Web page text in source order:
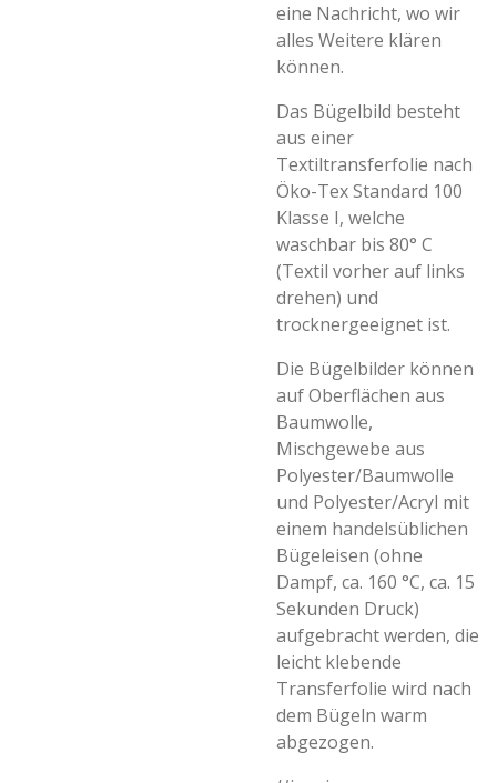
eine Nachricht, wo wir
alles Weitere klären
können.
Das Bügelbild besteht
aus einer
Textiltransferfolie nach
Öko-Tex Standard 100
Klasse I, welche
waschbar bis 80° C
(Textil vorher auf links
drehen) und
trocknergeeignet ist.
Die Bügelbilder können
auf Oberflächen aus
Baumwolle,
Mischgewebe aus
Polyester/Baumwolle
und Polyester/Acryl mit
einem handelsüblichen
Bügeleisen (ohne
Dampf, ca. 160 °C, ca. 15
Sekunden Druck)
aufgebracht werden, die
leicht klebende
Transferfolie wird nach
dem Bügeln warm
abgezogen.